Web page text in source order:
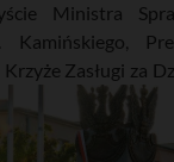
Ministra
Kamińskiego,
Zasługi za